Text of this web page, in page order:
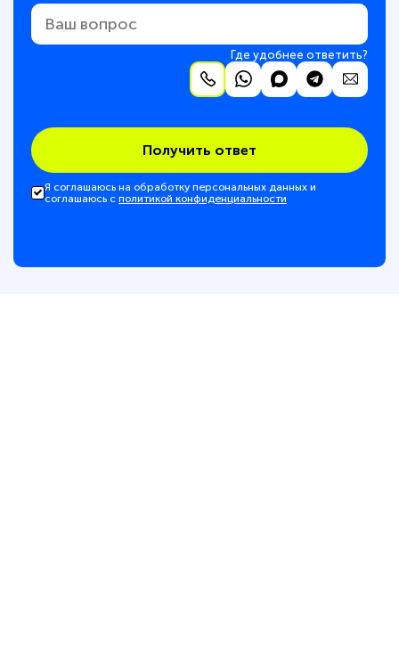
Где удобнее ответить?
Получить ответ
Я соглашаюсь на обработку персональных данных и
соглашаюсь с политикой конфиденциальности